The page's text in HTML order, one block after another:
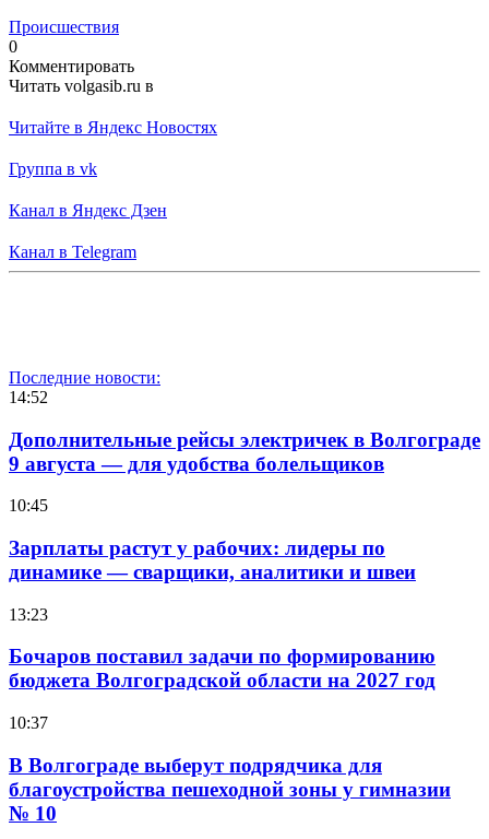
Происшествия
0
Комментировать
Читать volgasib.ru в
Читайте в Яндекс Новостях
Группа в vk
Канал в Яндекс Дзен
Канал в Telegram
Последние новости:
14:52
Дополнительные рейсы электричек в Волгограде
9 августа — для удобства болельщиков
10:45
Зарплаты растут у рабочих: лидеры по
динамике — сварщики, аналитики и швеи
13:23
Бочаров поставил задачи по формированию
бюджета Волгоградской области на 2027 год
10:37
В Волгограде выберут подрядчика для
благоустройства пешеходной зоны у гимназии
№ 10